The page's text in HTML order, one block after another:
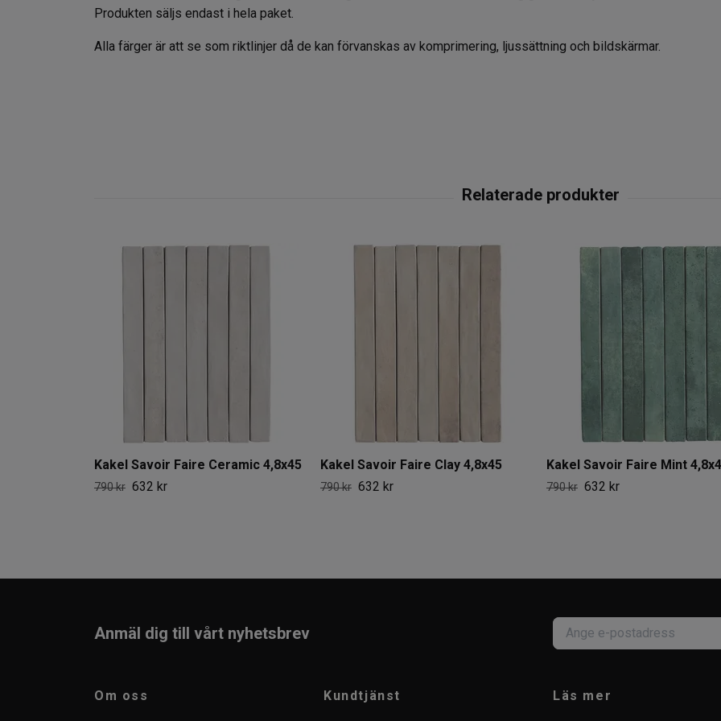
Produkten säljs endast i hela paket.
Alla färger är att se som riktlinjer då de kan förvanskas av komprimering, ljussättning och bildskärmar.
Kakel Savoir Faire Ceramic 4,8x45
790 kr 632 kr
Kakel Savoir Faire Clay 4,8x45
790 kr 632 kr
Kakel Savoir Faire Mint
790 kr 632 kr
Anmäl dig till vårt nyhetsbrev
Om oss Kundtjänst Läs mer